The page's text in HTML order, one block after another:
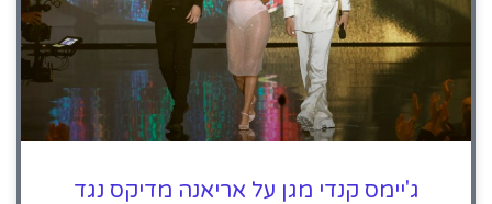
ג'יימס קנדי ​​מגן על אריאנה מדיקס נגד